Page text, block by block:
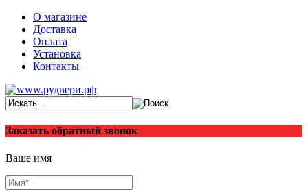
О магазине
Доставка
Оплата
Установка
Контакты
Заказать обратный звонок
Ваше имя